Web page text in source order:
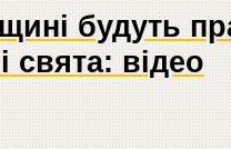
будуть
свята: відео